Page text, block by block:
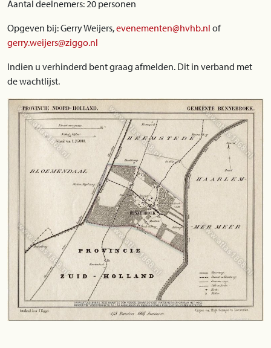
Aantal deelnemers: 20 personen
Opgeven bij: Gerry Weijers,evenementen@hvhb.nl of
gerry.weijers@ziggo.nl
Indien u verhinderd bent graag afmelden. Dit in verband met
de wachtlijst.